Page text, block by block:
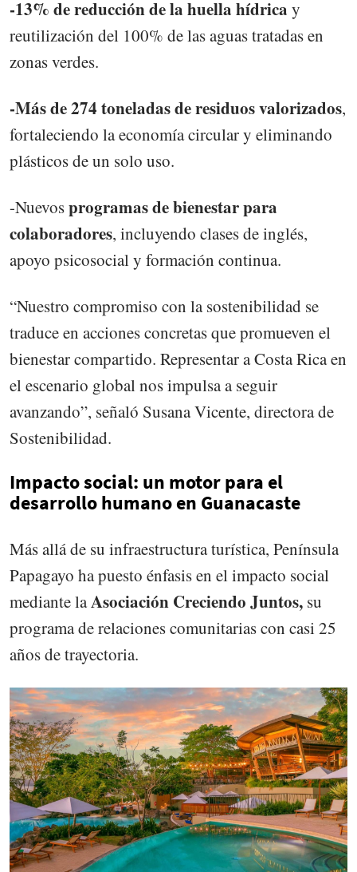
-13% de reducción de la huella hídrica y
reutilización del 100% de las aguas tratadas en
zonas verdes.
-Más de 274 toneladas de residuos valorizados,
fortaleciendo la economía circular y eliminando
plásticos de un solo uso.
-Nuevosprogramas de bienestar para
colaboradores, incluyendo clases de inglés,
apoyo psicosocial y formación continua.
“Nuestro compromiso con la sostenibilidad se
traduce en acciones concretas que promueven el
bienestar compartido. Representar a Costa Rica en
el escenario global nos impulsa a seguir
avanzando”, señaló Susana Vicente, directora de
Sostenibilidad.
Impacto social: un motor para el
desarrollo humano en Guanacaste
Más allá de su infraestructura turística, Península
Papagayo ha puesto énfasis en el impacto social
mediante laAsociación Creciendo Juntos, su
programa de relaciones comunitarias con casi 25
años de trayectoria.